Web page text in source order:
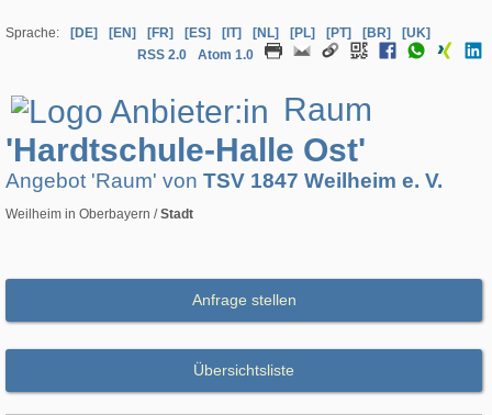
Sprache: [DE] [EN] [FR] [ES] [IT] [NL] [PL] [PT] [BR]
[UK]
RSS 2.0
Atom 1.0
Raum
'Hardtschule-Halle Ost'
Angebot 'Raum' von TSV 1847 Weilheim e. V.
Weilheim in Oberbayern /Stadt
Anfrage stellen
Übersichtsliste